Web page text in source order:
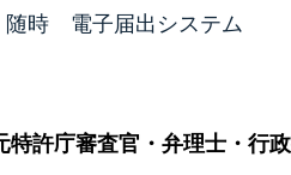
随時 電子届出システム
特許庁審査官・弁理士・行